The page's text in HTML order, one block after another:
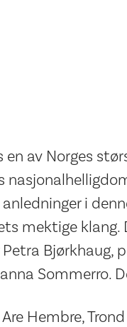
en av Norges
i
mektige klang.
Bjørkhaug,
Sommerro.
Hembre,